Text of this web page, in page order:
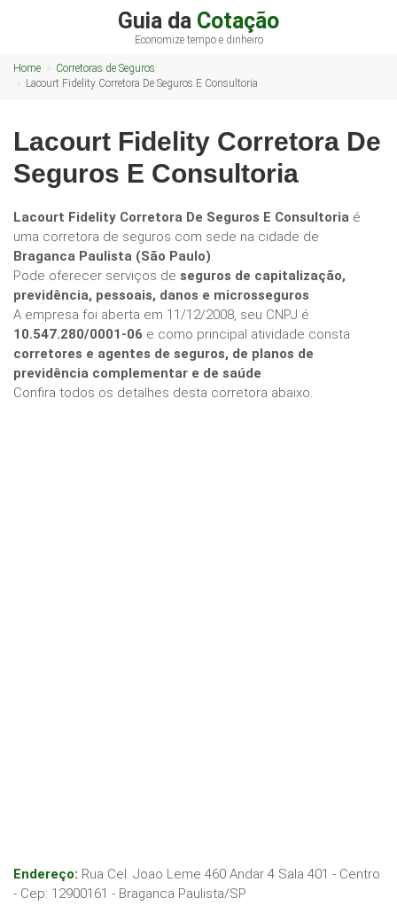
Guia da Cotação
Economize tempo e dinheiro
Home
Corretoras de Seguros
Lacourt Fidelity Corretora De Seguros E Consultoria
Lacourt Fidelity Corretora De
Seguros E Consultoria
Lacourt Fidelity Corretora De Seguros E Consultoria é
uma corretora de seguros com sede na cidade de
Braganca Paulista (São Paulo).
Pode oferecer serviços de seguros de capitalização,
previdência, pessoais, danos e microsseguros.
A empresa foi aberta em 11/12/2008, seu CNPJ é
10.547.280/0001-06 e como principal atividade consta
corretores e agentes de seguros, de planos de
previdência complementar e de saúde.
Confira todos os detalhes desta corretora abaixo.
Endereço: Rua Cel. Joao Leme 460 Andar 4 Sala 401 - Centro
- Cep: 12900161 - Braganca Paulista/SP